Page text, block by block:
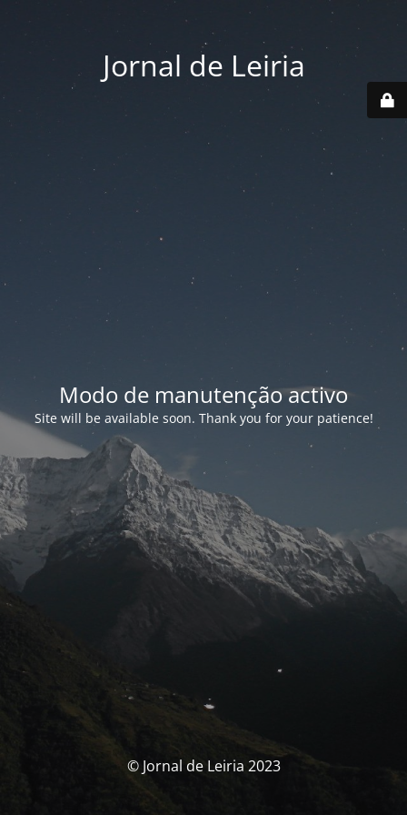
Jornal de Leiria
Modo de manutenção activo
Site will be available soon. Thank you for your patience!
© Jornal de Leiria 2023